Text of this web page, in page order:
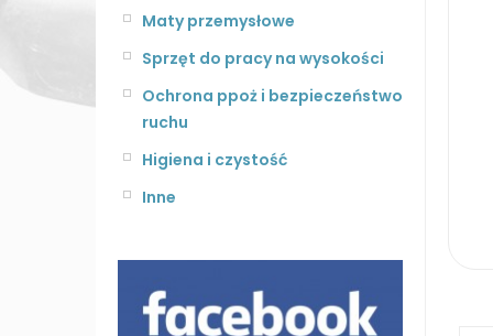
Maty przemysłowe
Sprzęt do pracy na wysokości
Ochrona ppoż i bezpieczeństwo
ruchu
Higiena i czystość
Inne